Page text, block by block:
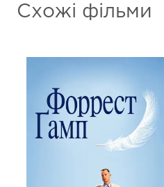
Схожі фільми